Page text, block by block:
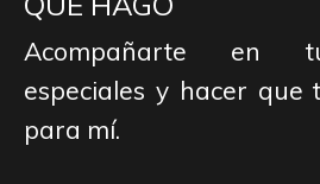
Acompañarte en
especiales y hacer que
para mí.